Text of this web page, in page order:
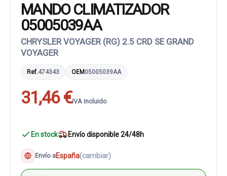
MANDO CLIMATIZADOR
05005039AA
CHRYSLER VOYAGER (RG) 2.5 CRD SE GRAND
VOYAGER
Ref.474343 OEM05005039AA
31,46 €IVA incluido
En stock Envío disponible 24/48h
Envío aEspaña(cambiar)